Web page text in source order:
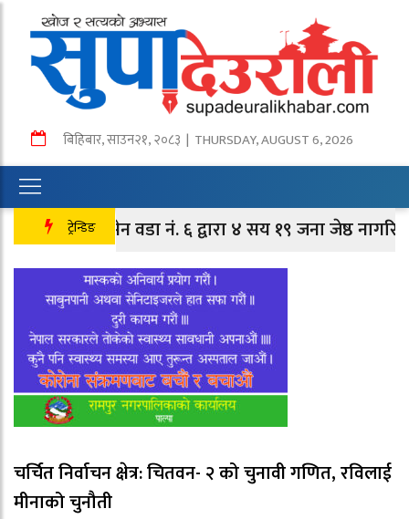
बिहिबार,साउन२१,२०८३ | THURSDAY, AUGUST 6, 2026
ट्रेन्डिङ
तानसेन वडा नं. ६ द्वारा ४ सय १९ जना जेष्ठ नागरिक तथा
चर्चित निर्वाचन क्षेत्र: चितवन- २ को चुनावी गणित, रविलाई
मीनाको चुनौती